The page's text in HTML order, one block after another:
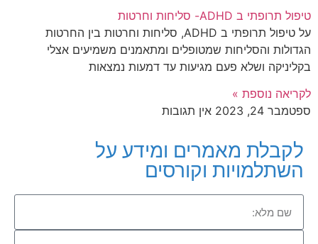
טיפול תרופתי ב ADHD- סליחות וחרטות
על טיפול תרופתי ב ADHD, סליחות וחרטות בין החרטות
הגדולות והסליחות שמטופלים ומתאמנים משמיעים אצלי
בקליניקה ושלא פעם מגיעות עד דמעות נמצאות
לקריאה נוספת »
ספטמבר 24, 2023
אין תגובות
לקבלת מאמרים ומידע על
השתלמויות וקורסים